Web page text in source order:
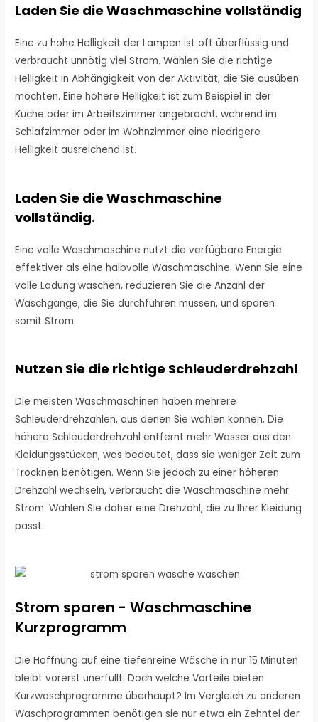
Laden Sie die Waschmaschine vollständig
Eine zu hohe Helligkeit der Lampen ist oft überflüssig und
verbraucht unnötig viel Strom. Wählen Sie die richtige
Helligkeit in Abhängigkeit von der Aktivität, die Sie ausüben
möchten. Eine höhere Helligkeit ist zum Beispiel in der
Küche oder im Arbeitszimmer angebracht, während im
Schlafzimmer oder im Wohnzimmer eine niedrigere
Helligkeit ausreichend ist.
Laden Sie die Waschmaschine
vollständig.
Eine volle Waschmaschine nutzt die verfügbare Energie
effektiver als eine halbvolle Waschmaschine. Wenn Sie eine
volle Ladung waschen, reduzieren Sie die Anzahl der
Waschgänge, die Sie durchführen müssen, und sparen
somit Strom.
Nutzen Sie die richtige Schleuderdrehzahl
Die meisten Waschmaschinen haben mehrere
Schleuderdrehzahlen, aus denen Sie wählen können. Die
höhere Schleuderdrehzahl entfernt mehr Wasser aus den
Kleidungsstücken, was bedeutet, dass sie weniger Zeit zum
Trocknen benötigen. Wenn Sie jedoch zu einer höheren
Drehzahl wechseln, verbraucht die Waschmaschine mehr
Strom. Wählen Sie daher eine Drehzahl, die zu Ihrer Kleidung
passt.
Strom sparen - Waschmaschine
Kurzprogramm
Die Hoffnung auf eine tiefenreine Wäsche in nur 15 Minuten
bleibt vorerst unerfüllt. Doch welche Vorteile bieten
Kurzwaschprogramme überhaupt? Im Vergleich zu anderen
Waschprogrammen benötigen sie nur etwa ein Zehntel der